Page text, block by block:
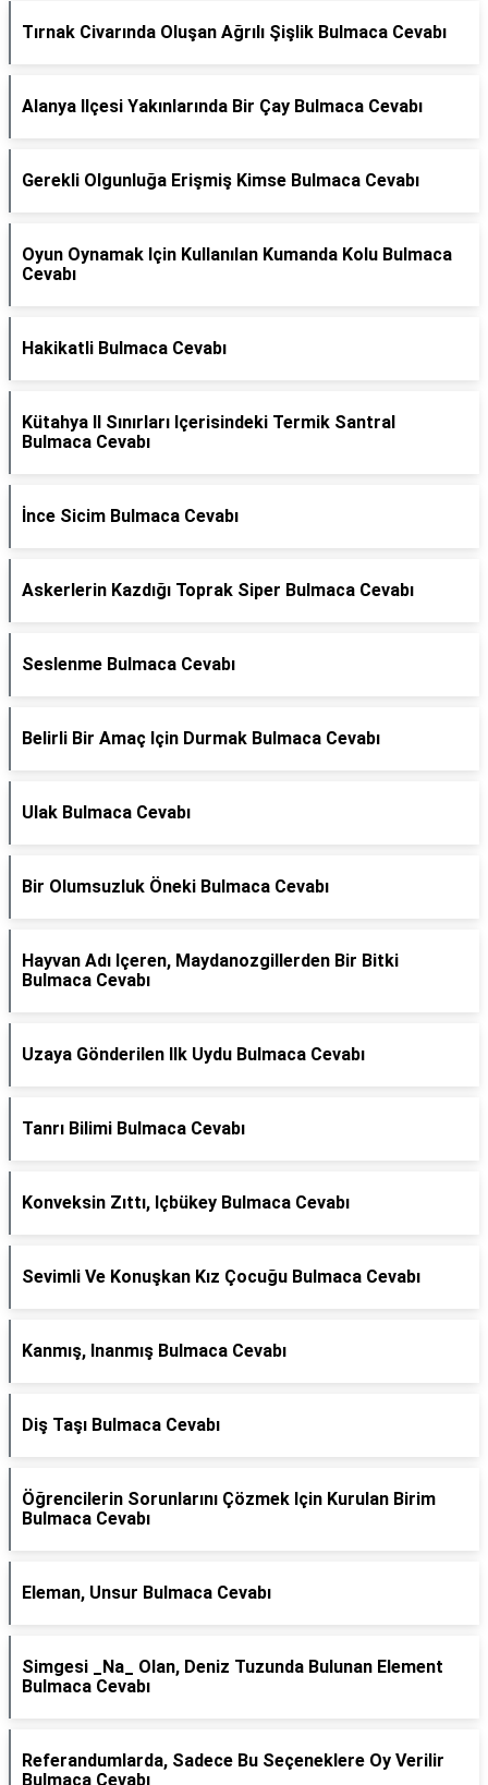
Tırnak Civarında Oluşan Ağrılı Şişlik Bulmaca Cevabı
Alanya Ilçesi Yakınlarında Bir Çay Bulmaca Cevabı
Gerekli Olgunluğa Erişmiş Kimse Bulmaca Cevabı
Oyun Oynamak Için Kullanılan Kumanda Kolu Bulmaca
Cevabı
Hakikatli Bulmaca Cevabı
Kütahya Il Sınırları Içerisindeki Termik Santral
Bulmaca Cevabı
İnce Sicim Bulmaca Cevabı
Askerlerin Kazdığı Toprak Siper Bulmaca Cevabı
Seslenme Bulmaca Cevabı
Belirli Bir Amaç Için Durmak Bulmaca Cevabı
Ulak Bulmaca Cevabı
Bir Olumsuzluk Öneki Bulmaca Cevabı
Hayvan Adı Içeren, Maydanozgillerden Bir Bitki
Bulmaca Cevabı
Uzaya Gönderilen Ilk Uydu Bulmaca Cevabı
Tanrı Bilimi Bulmaca Cevabı
Konveksin Zıttı, Içbükey Bulmaca Cevabı
Sevimli Ve Konuşkan Kız Çocuğu Bulmaca Cevabı
Kanmış, Inanmış Bulmaca Cevabı
Diş Taşı Bulmaca Cevabı
Öğrencilerin Sorunlarını Çözmek Için Kurulan Birim
Bulmaca Cevabı
Eleman, Unsur Bulmaca Cevabı
Simgesi _Na_ Olan, Deniz Tuzunda Bulunan Element
Bulmaca Cevabı
Referandumlarda, Sadece Bu Seçeneklere Oy Verilir
Bulmaca Cevabı